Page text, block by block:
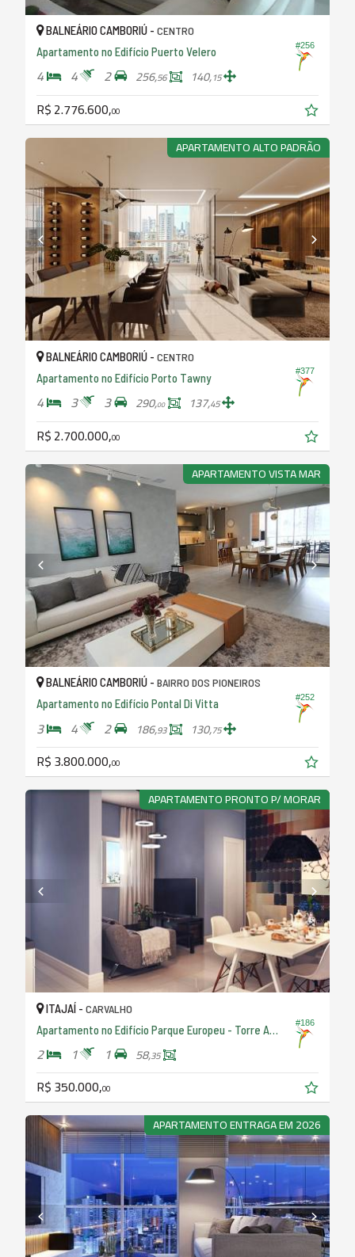
#256
BALNEÁRIO CAMBORIÚ - CENTRO
Apartamento no Edifício Puerto Velero
4 4 2 256,56 140,15
R$ 2.776.600,00
APARTAMENTO ALTO PADRÃO
#377
BALNEÁRIO CAMBORIÚ - CENTRO
Apartamento no Edifício Porto Tawny
4 3 3 290,00 137,45
R$ 2.700.000,00
APARTAMENTO VISTA MAR
#252
BALNEÁRIO CAMBORIÚ - BAIRRO DOS PIONEIROS
Apartamento no Edifício Pontal Di Vitta
3 4 2 186,93 130,75
R$ 3.800.000,00
APARTAMENTO PRONTO P/ MORAR
#186
ITAJAÍ - CARVALHO
Apartamento no Edifício Parque Europeu - Torre Amsterdan
2 1 1 58,35
R$ 350.000,00
APARTAMENTO ENTRAGA EM 2026